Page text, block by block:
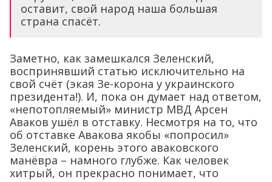
оставит, свой народ наша большая
страна спасёт.
Заметно, как замешкался Зеленский,
воспринявший статью исключительно на
свой счёт (экая Зе-корона у украинского
президента!). И, пока он думает над ответом,
«непотопляемый» министр МВД Арсен
Аваков ушёл в отставку. Несмотря на то, что
об отставке Авакова якобы «попросил»
Зеленский, корень этого аваковского
манёвра – намного глубже. Как человек
хитрый, он прекрасно понимает, что